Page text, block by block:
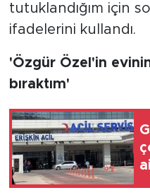
tutuklandığım için
ifadelerini kullandı.
'Özgür Özel'in
bıraktım'